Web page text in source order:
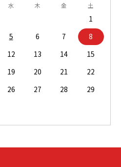
水 木 金 土
1
5 6 7
8
12 13 14
15
19 20 21
22
26 27 28
29